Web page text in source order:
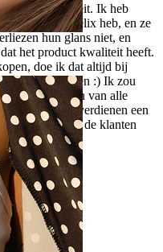
en de kwaliteit. Ik heb
in de helix heb, en ze
hun glans niet, en
het product kwaliteit heeft.
doe ik dat altijd bij
na te denken :) Ik zou
het beoordelen van alle
Jullie verdienen een
harde werk om de klanten
<3